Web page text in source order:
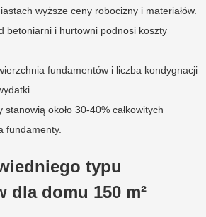
wyższe ceny robocizny i materiałów.
betoniarni i hurtowni podnosi koszty
fundamentów i liczba kondygnacji
stanowią około 30-40% całkowitych
fundamenty.
typu
dla domu 150 m²